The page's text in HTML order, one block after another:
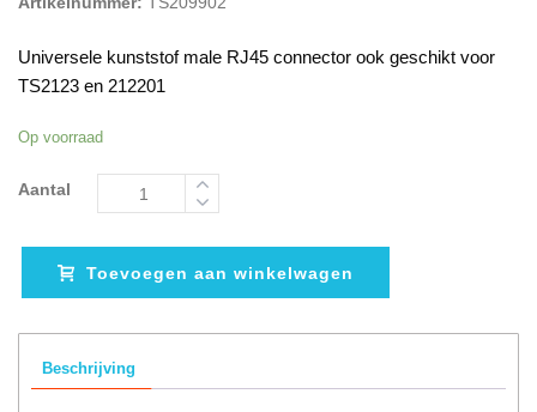
Universele kunststof male RJ45 connector ook geschikt voor
TS2123 en 212201
Op voorraad
Aantal
Toevoegen aan winkelwagen
Beschrijving